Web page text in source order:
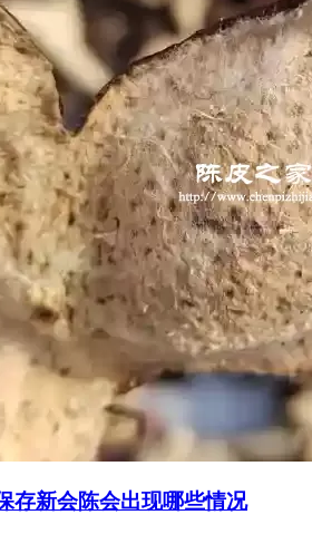
存新会陈会出现哪些情况